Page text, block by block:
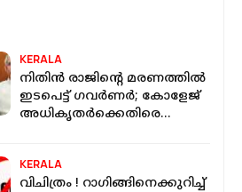
KERALA
നിതിൻ രാജിന്റെ മരണത്തിൽ
ഇടപെട്ട് ഗവർണർ; കോളേജ്
അധികൃതർക്കെതിരെ
KERALA
വിചിത്രം ! റാഗിങ്ങിനെക്കുറിച്ച്